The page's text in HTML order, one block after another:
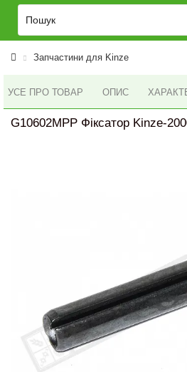
Запчастини для Kinze
УСЕ ПРО ТОВАР ОПИС
G10602MPP Фіксатор Kinze-